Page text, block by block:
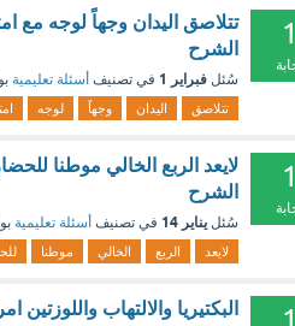
1
تتلاصق اليدان وجهاً لوجه مع
الشرح
سُئل فبراير 1 في تصنيف أسئلة تعليمية
تتلاصق اليدان وجهاً لوجه
1
الشرح
سُئل يناير 14 في تصنيف أسئلة تعليمية
لايعد الربع الخالي موطنا
1 البكتيريا والالتهاب